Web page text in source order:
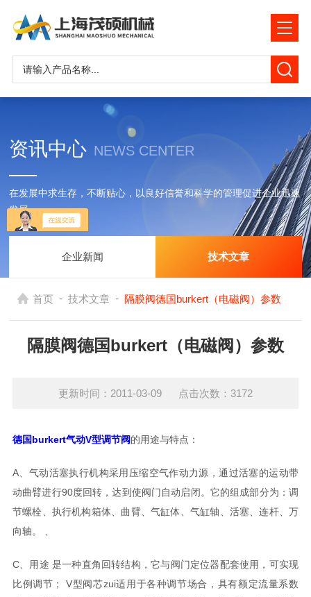
资讯中心 NEWS CENTER
在发展中求生存，不断贴心，以良好信誉和科学的管理促进企业迅速
发展
企业新闻 技术文章
首页 - 技术文章 - 隔膜阀德国burkert（电磁阀）参数
隔膜阀德国burkert（电磁阀）参数
更新时间：2011-03-09 点击次数：3172
德国burkert气动V型调节阀的用途与特点：
A、气动活塞执行机构采用压缩空气作动力源，通过活塞的运动带
动曲臂进行90度回转，达到使阀门自动启闭。它的组成部分为：调
节螺栓、执行机构箱体、曲臂、气缸体、气缸轴、活塞、连杆、万
向轴。 、
C、用途 是一种直角回转结构，它与阀门定位器配套使用，可实现
比例调节； V型阀芯zui适用于各种调节场合，具有额定流量系数